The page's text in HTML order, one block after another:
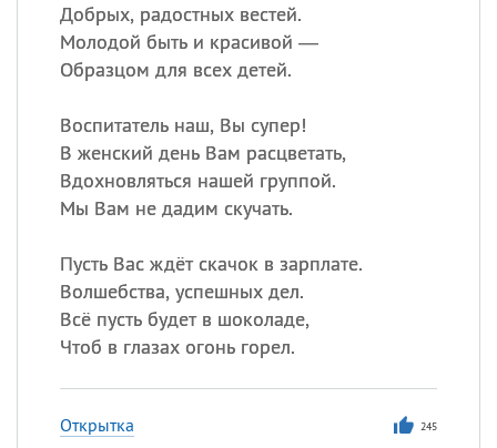
Добрых, радостных вестей.
Молодой быть и красивой —
Образцом для всех детей.
Воспитатель наш, Вы супер!
В женский день Вам расцветать,
Вдохновляться нашей группой.
Мы Вам не дадим скучать.
Пусть Вас ждёт скачок в зарплате.
Волшебства, успешных дел.
Всё пусть будет в шоколаде,
Чтоб в глазах огонь горел.
Открытка 245